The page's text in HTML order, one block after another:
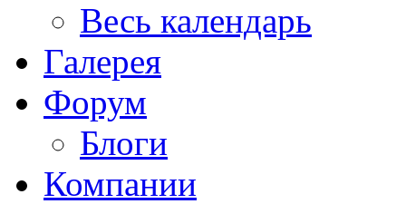
Весь календарь
Галерея
Форум
Блоги
Компании